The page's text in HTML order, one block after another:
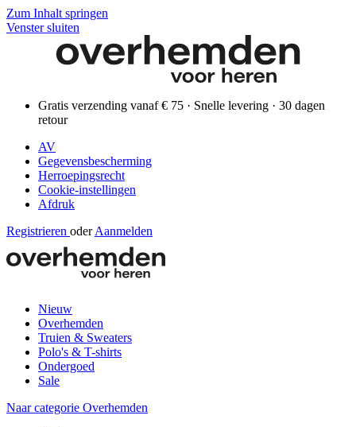
Zum Inhalt springen
Venster sluiten
Gratis verzending vanaf € 75 · Snelle levering · 30 dagen
retour
AV
Gegevensbescherming
Herroepingsrecht
Cookie-instellingen
Afdruk
Registrieren oder Aanmelden
Nieuw
Overhemden
Truien & Sweaters
Polo's & T-shirts
Ondergoed
Sale
Naar categorie Overhemden